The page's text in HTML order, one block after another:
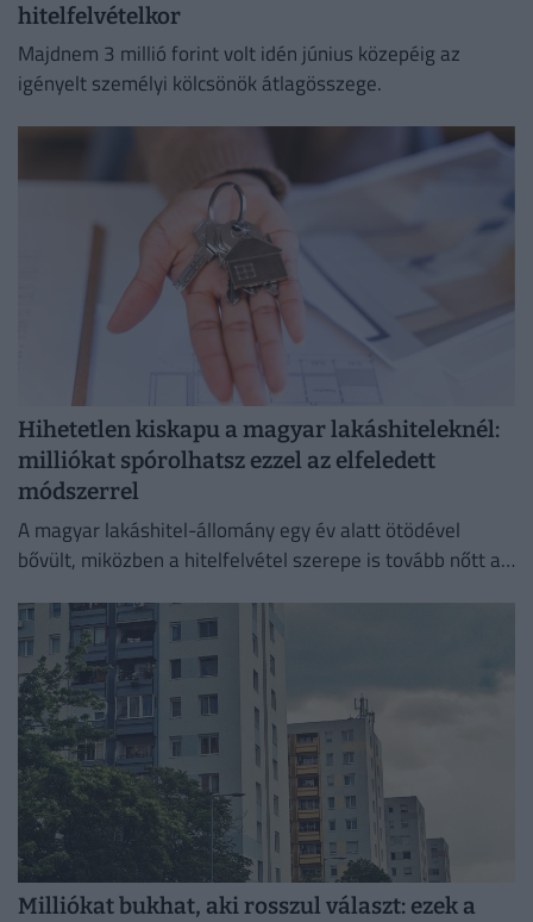
hitelfelvételkor
Majdnem 3 millió forint volt idén június közepéig az
igényelt személyi kölcsönök átlagösszege.
Hihetetlen kiskapu a magyar lakáshiteleknél:
milliókat spórolhatsz ezzel az elfeledett
módszerrel
A magyar lakáshitel-állomány egy év alatt ötödével
bővült, miközben a hitelfelvétel szerepe is tovább nőtt a
Milliókat bukhat, aki rosszul választ: ezek a